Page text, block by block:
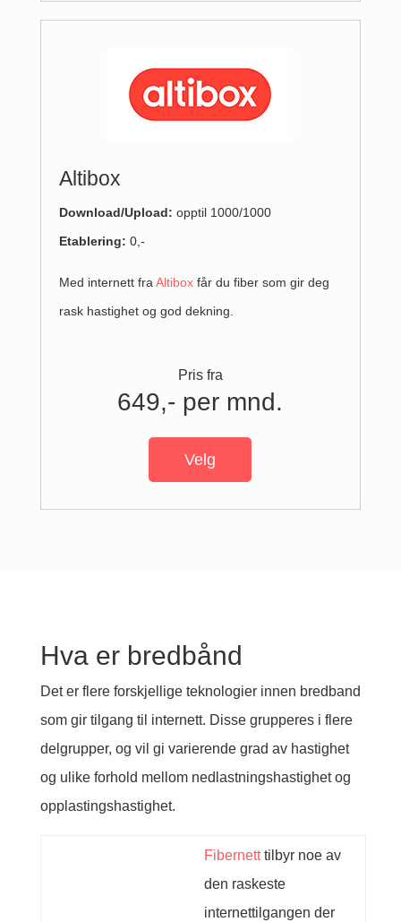
Altibox
Download/Upload: opptil 1000/1000
Etablering: 0,-
Med internett fra Altiboxfår du fiber som gir deg
rask hastighet og god dekning.
Pris fra
649,- per mnd.
Velg
Hva er bredbånd
Det er flere forskjellige teknologier innen bredband
som gir tilgang til internett. Disse grupperes i flere
delgrupper, og vil gi varierende grad av hastighet
og ulike forhold mellom nedlastningshastighet og
opplastingshastighet.
Fibernetttilbyr noe av
den raskeste
internettilgangen der